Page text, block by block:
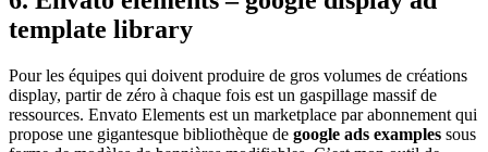
template library
Pour les équipes qui doivent produire de gros volumes de créations
display, partir de zéro à chaque fois est un gaspillage massif de
ressources. Envato Elements est un marketplace par abonnement qui
propose une gigantesque bibliothèque de google ads examples sous